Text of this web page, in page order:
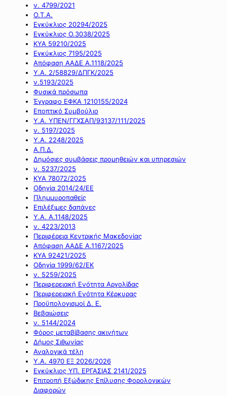
ν. 4799/2021
Ο.Τ.Α.
Εγκύκλιος 20294/2025
Εγκύκλιος Ο.3038/2025
ΚΥΑ 59210/2025
Εγκύκλιος 7195/2025
Απόφαση ΑΑΔΕ Α.1118/2025
Υ.Α. 2/58829/ΔΠΓΚ/2025
ν.5193/2025
Φυσικά πρόσωπα
Έγγραφο ΕΦΚΑ 1210155/2024
Εποπτικό Συμβούλιο
Υ.Α. ΥΠΕΝ/ΓΓΧΣΑΠ/93137/111/2025
ν. 5197/2025
Υ.Α. 2248/2025
Α.Π.Δ.
Δημόσιες συμβάσεις προμηθειών και υπηρεσιών
ν. 5237/2025
ΚΥΑ 78072/2025
Οδηγία 2014/24/ΕΕ
Πλημμυροπαθείς
Επιλέξιμες δαπάνες
Υ.Α. Α.1148/2025
ν. 4223/2013
Περιφέρεια Κεντρικής Μακεδονίας
Απόφαση ΑΑΔΕ Α.1167/2025
ΚΥΑ 92421/2025
Οδηγία 1999/62/ΕΚ
ν. 5259/2025
Περιφερειακή Ενότητα Αργολίδας
Περιφερειακή Ενότητα Κέρκυρας
Προϋπολογισμοί Δ. Ε.
Βεβαιώσεις
ν. 5144/2024
Φόρος μεταβίβασης ακινήτων
Δήμος Σιθωνίας
Αναλογικά τέλη
Υ.Α. 4970 ΕΞ 2026/2026
Εγκύκλιος ΥΠ. ΕΡΓΑΣΙΑΣ 2141/2025
Επιτροπή Εξώδικης Επίλυσης Φορολογικών
Διαφορών